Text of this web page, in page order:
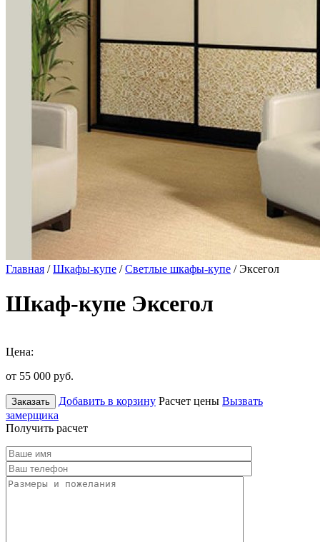
Главная /Шкафы-купе /Светлые шкафы-купе / Эксегол
Шкаф-купе Эксегол
Цена:
от 55 000 руб.
Заказать Добавить в корзину Расчет цены Вызвать
замерщика
Получить расчет